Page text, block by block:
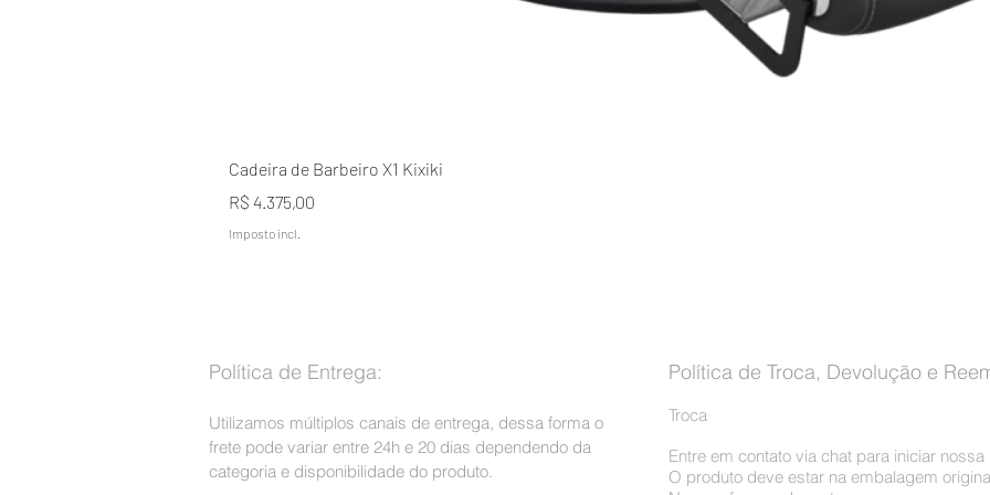
Cadeira de Barbeiro X1 Kixiki
Preço
R$ 4.375,00
Imposto incl.
Política de Entrega:
Utilizamos múltiplos canais de entrega, dessa forma o
frete pode variar entre 24h e 20 dias dependendo da
categoria e disponibilidade do produto.
Política de Troca, Devolução e
Troca
Entre em contato via chat para iniciar
O produto deve estar na embalagem